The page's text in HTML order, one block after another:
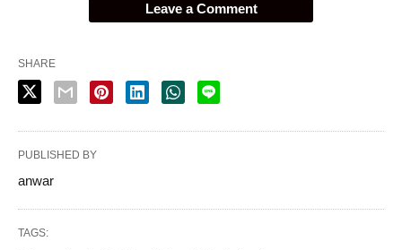
Leave a Comment
SHARE
PUBLISHED BY
anwar
TAGS: